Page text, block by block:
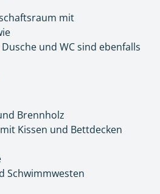
mit
und WC sind ebenfalls
Brennholz
Kissen und Bettdecken
Schwimmwesten